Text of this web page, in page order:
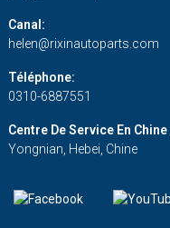
Canal:
helen@rixinautoparts.com
Téléphone:
0310-6887551
Centre De Service En Chine
Yongnian, Hebei, Chine